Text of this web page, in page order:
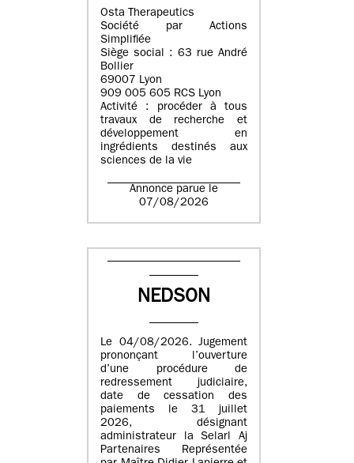
Osta Therapeutics
Société par Actions
Simplifiée
Siège social : 63 rue André
Bollier
69007 Lyon
909 005 605 RCS Lyon
Activité : procéder à tous
travaux de recherche et
développement en
ingrédients destinés aux
sciences de la vie
Annonce parue le
07/08/2026
NEDSON
Le 04/08/2026. Jugement
prononçant l’ouverture
d’une procédure de
redressement judiciaire,
date de cessation des
paiements le 31 juillet
2026, désignant
administrateur la Selarl Aj
Partenaires Représentée